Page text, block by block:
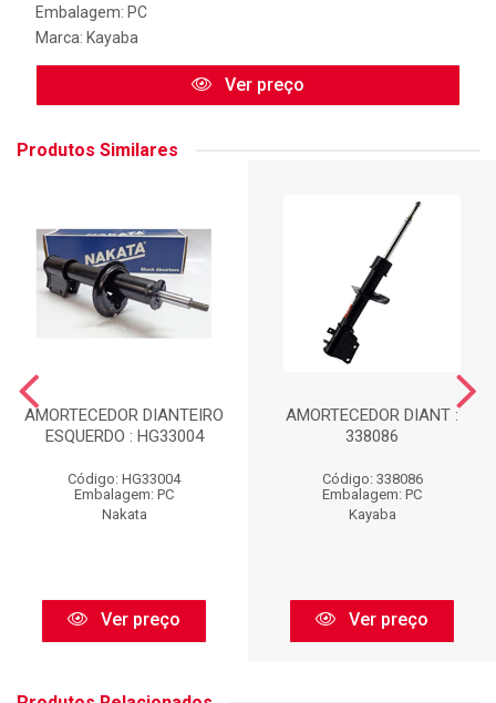
Embalagem: PC
Marca: Kayaba
Ver preço
Produtos Similares
AMORTECEDOR DIANTEIRO
ESQUERDO : HG33004
Código: HG33004
Embalagem: PC
Nakata
Ver preço
AMORTECEDOR DIANT :
338086
Código: 338086
Embalagem: PC
Kayaba
Ver preço